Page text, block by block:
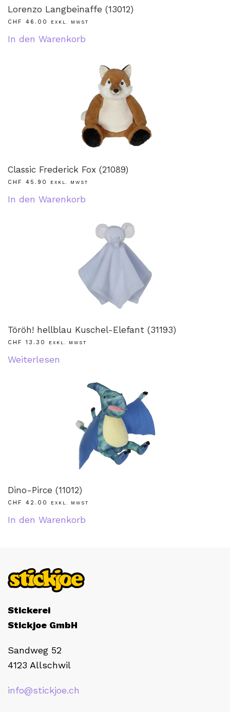
Lorenzo Langbeinaffe (13012)
CHF 46.00 EXKL. MWST
In den Warenkorb
Classic Frederick Fox (21089)
CHF 45.90 EXKL. MWST
In den Warenkorb
Töröh! hellblau Kuschel-Elefant (31193)
CHF 13.30 EXKL. MWST
Weiterlesen
Dino-Pirce (11012)
CHF 42.00 EXKL. MWST
In den Warenkorb
Stickerei
Stickjoe GmbH
Sandweg 52
4123 Allschwil
info@stickjoe.ch